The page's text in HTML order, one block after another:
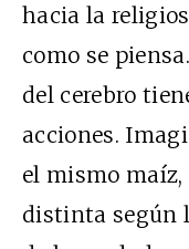
hacia la
como se
del cerebro
acciones.
el mismo maíz,
distinta según